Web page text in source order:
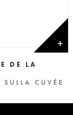
✕
DE LA
CUVÉE